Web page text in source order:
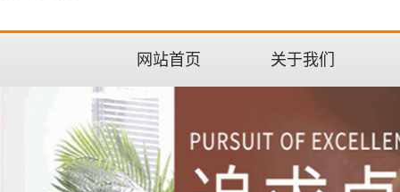
网站首页 关于我们
联系我们
企业文化